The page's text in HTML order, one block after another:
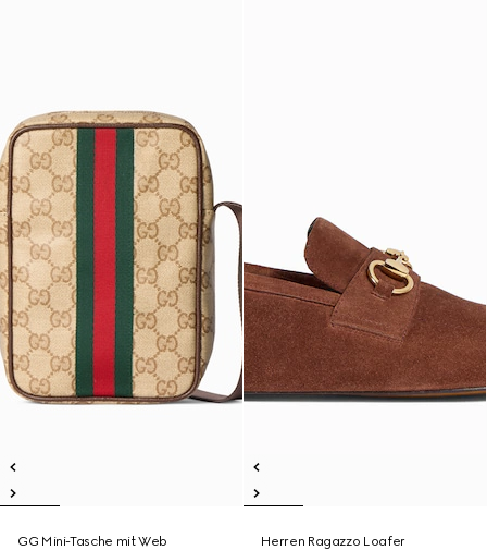
GG Mini-Tasche mit Web
Herren Ragazzo Loafer